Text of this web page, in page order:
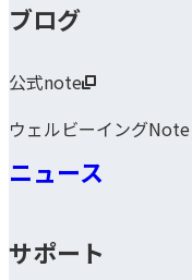
ブログ
公式note
ウェルビーイングNote
ニュース
サポート